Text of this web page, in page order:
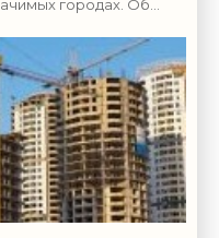
городах. Об